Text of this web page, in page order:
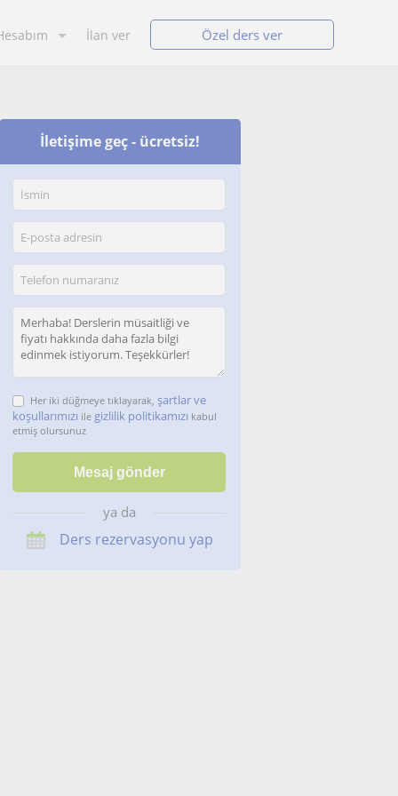
İlan ver Özel ders ver
İletişime geç - ücretsiz!
Her iki düğmeye tıklayarak, şartlar ve
koşullarımızı ile gizlilik politikamızı kabul
etmiş olursunuz
ya da
Ders rezervasyonu yap